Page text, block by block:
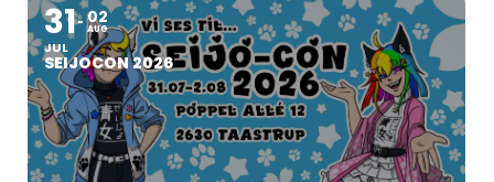
31
JUL
02
AUG
SEIJOCON 2026